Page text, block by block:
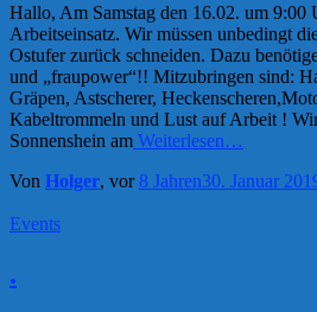
Hallo, Am Samstag den 16.02. um 9:00
Arbeitseinsatz. Wir müssen unbedingt
Ostufer zurück schneiden. Dazu
und „fraupower“!! Mitzubringen sind:
Gräpen, Astscherer,
Kabeltrommeln und Lust auf Arbeit !
Sonnenshein am Weiterlesen…
Von Holger, vor 8 Jahren30. Januar
Events
.